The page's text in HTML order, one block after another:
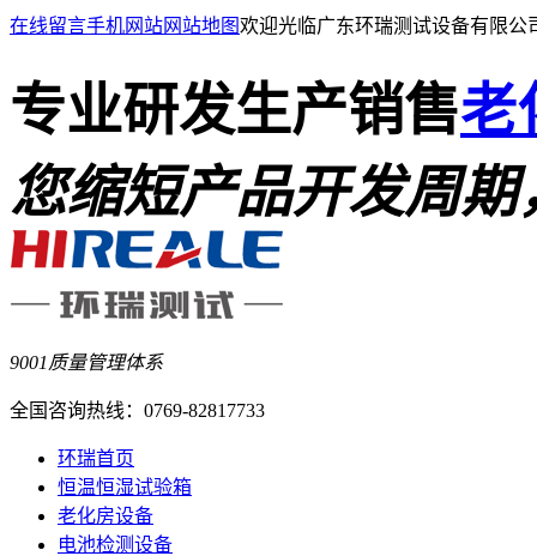
在线留言手机网站网站地图欢迎光临广东环瑞测试设备有限公
专业研发生产销售老
您缩短产品开发周
9001质量管理体系
全国咨询热线： 0769-82817733
环瑞首页
恒温恒湿试验箱
老化房设备
电池检测设备